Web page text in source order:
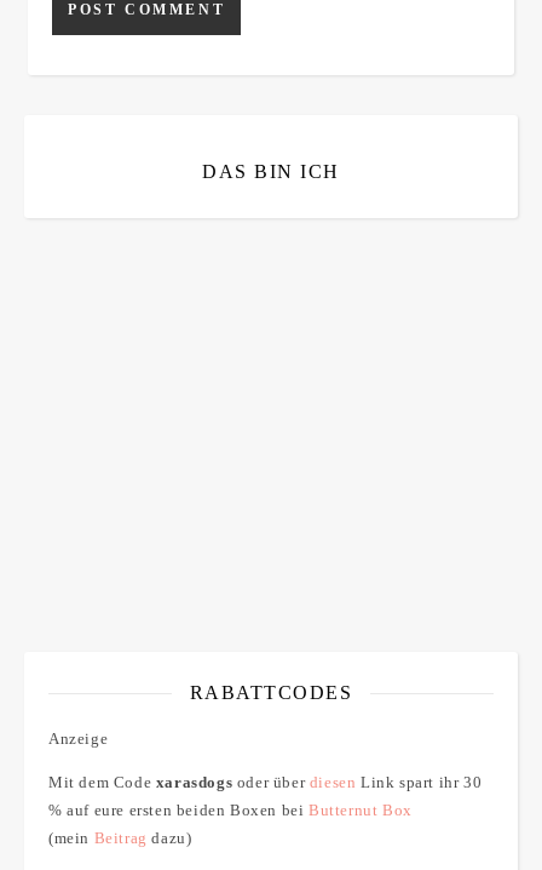
DAS BIN ICH
RABATTCODES
Anzeige
Mit dem Code xarasdogs oder über diesen Link spart ihr 30
% auf eure ersten beiden Boxen beiButternut Box
(mein Beitrag dazu)